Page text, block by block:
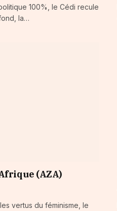
100%, le Cédi recule
la…
(AZA)
vertus du féminisme, le